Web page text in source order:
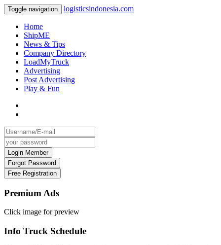
Toggle navigation logisticsindonesia.com
Home
ShipME
News & Tips
Company Directory
LoadMyTruck
Advertising
Post Advertising
Play & Fun
Premium Ads
Click image for preview
Info Truck Schedule